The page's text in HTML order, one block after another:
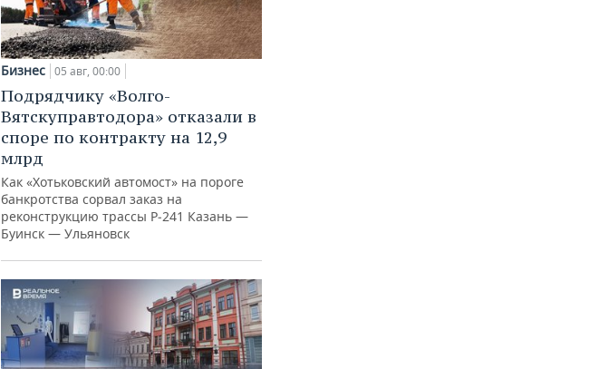
Бизнес 05 авг, 00:00
Подрядчику «Волго-
Вятскуправтодора» отказали в
споре по контракту на 12,9
млрд
Как «Хотьковский автомост» на пороге
банкротства сорвал заказ на
реконструкцию трассы Р‑241 Казань —
Буинск — Ульяновск